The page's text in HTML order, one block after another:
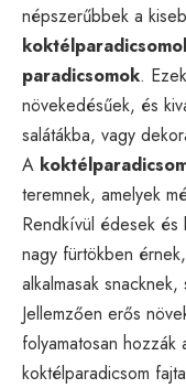
népszerűbbek a
paradicsomok.
növekedésűek, és
salátákba, vagy
A
teremnek, amelyek
Rendkívül édesek
nagy fürtökben
alkalmasak
Jellemzően erős
folyamatosan
koktélparadicsom